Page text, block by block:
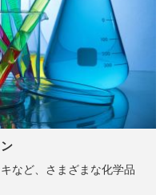
など、さまざまな化学品